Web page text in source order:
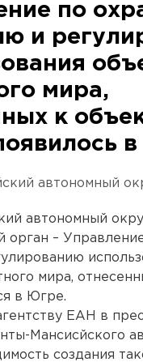
по
и
мира,
к
автономный
автономный
орган –
мира,
в Югре.
ЕАН в
Мансисйского
создания